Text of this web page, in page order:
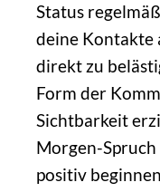
Status
deine Kontakte
direkt zu
Form der
Sichtbarkeit
Morgen-
positiv